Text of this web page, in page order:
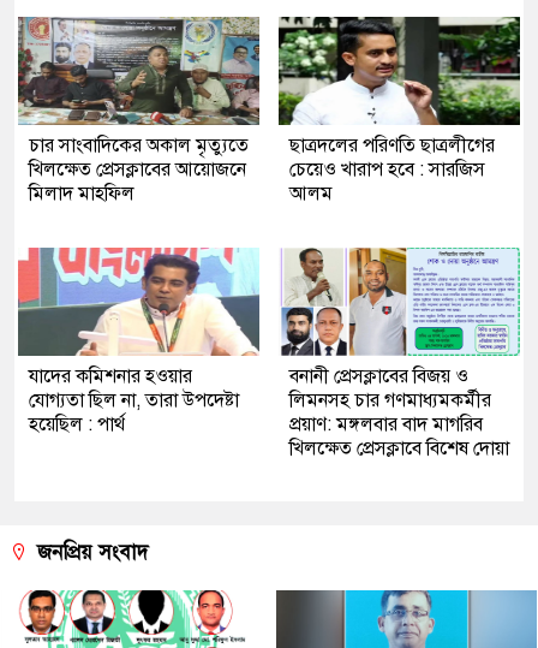
চার সাংবাদিকের অকাল মৃত্যুতে
খিলক্ষেত প্রেসক্লাবের আয়োজনে
মিলাদ মাহফিল
ছাত্রদলের পরিণতি ছাত্রলীগের
চেয়েও খারাপ হবে : সারজিস
আলম
যাদের কমিশনার হওয়ার
যোগ্যতা ছিল না, তারা উপদেষ্টা
হয়েছিল : পার্থ
বনানী প্রেসক্লাবের বিজয় ও
লিমনসহ চার গণমাধ্যমকর্মীর
প্রয়াণ: মঙ্গলবার বাদ মাগরিব
খিলক্ষেত প্রেসক্লাবে বিশেষ দোয়া
জনপ্রিয় সংবাদ